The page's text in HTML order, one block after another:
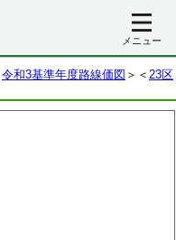
メニュー
令和3基準年度路線価図 ＞＜ 23区